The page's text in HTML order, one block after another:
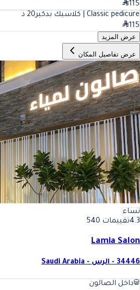
115
Classic pedicure | كلاسيك بدكير
20 د
115
عرض المزيد
عرض تفاصيل المكان
نساء
4.3تقييمات 540
Lamia Salon
34446 - الرس - Saudi Arabia
داخل الصالون